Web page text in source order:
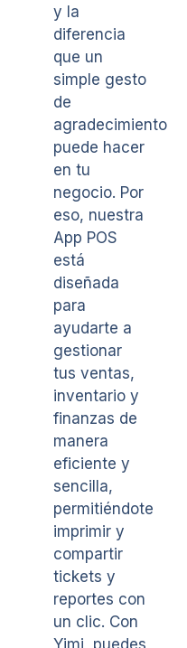
y la
diferencia
que un
simple gesto
de
agradecimiento
puede hacer
en tu
negocio. Por
eso, nuestra
App POS
está
diseñada
para
ayudarte a
gestionar
tus ventas,
inventario y
finanzas de
manera
eficiente y
sencilla,
permitiéndote
imprimir y
compartir
tickets y
reportes con
un clic. Con